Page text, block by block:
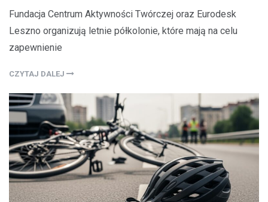
Fundacja Centrum Aktywności Twórczej oraz Eurodesk
Leszno organizują letnie półkolonie, które mają na celu
zapewnienie
CZYTAJ DALEJ